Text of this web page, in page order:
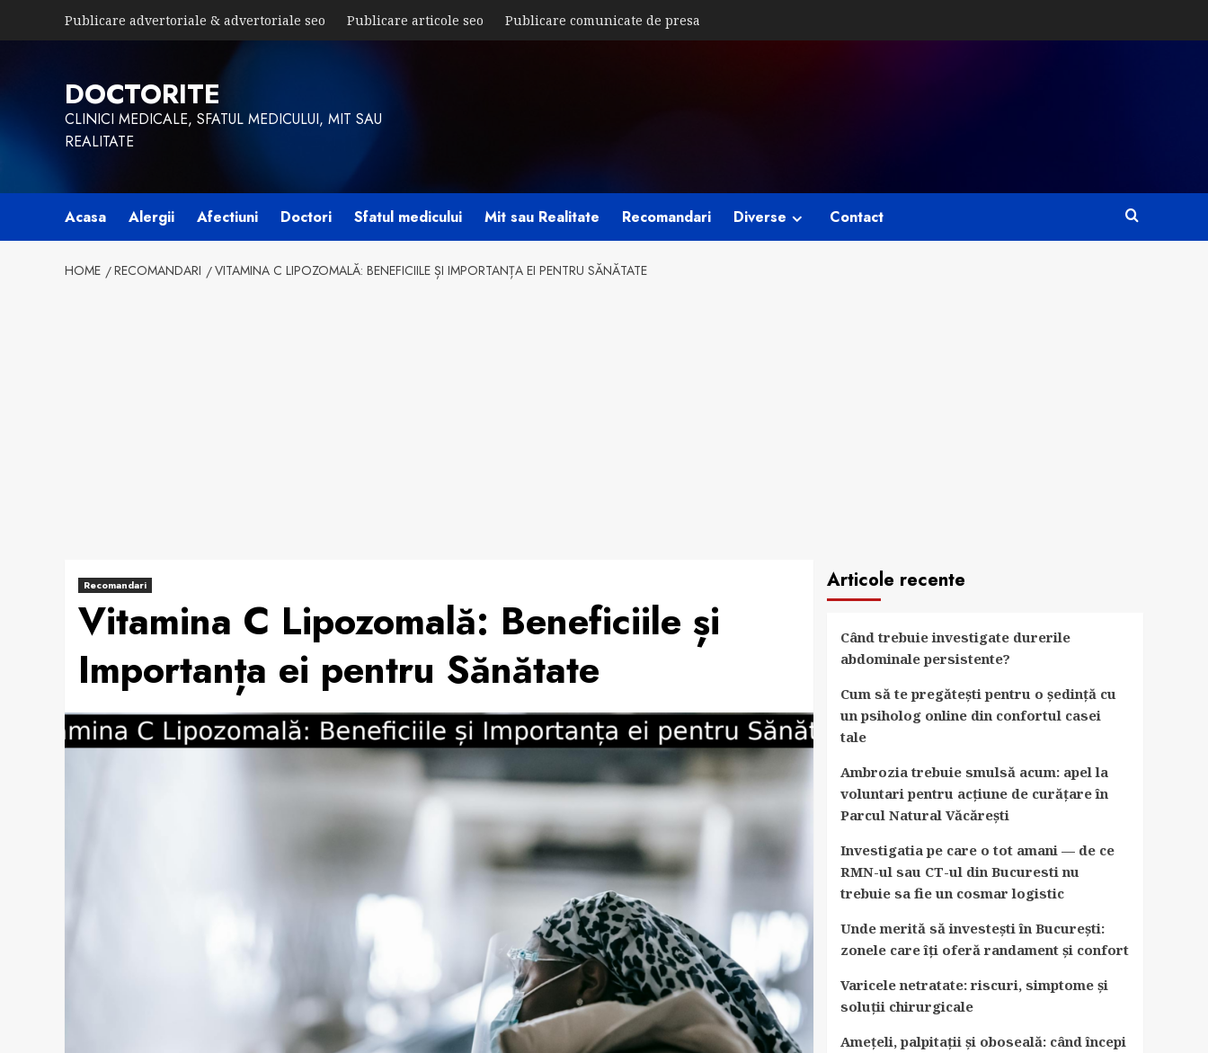
Publicare advertoriale & advertoriale seo Publicare articole seo Publicare comunicate de presa
DOCTORITE
CLINICI MEDICALE, SFATUL MEDICULUI, MIT SAU
REALITATE
Acasa Alergii Afectiuni Doctori Sfatul medicului Mit sau Realitate Recomandari Diverse Contact
HOME RECOMANDARI VITAMINA C LIPOZOMALĂ: BENEFICIILE ȘI IMPORTANȚA EI PENTRU SĂNĂTATE
Recomandari
Vitamina C Lipozomală: Beneficiile și
Importanța ei pentru Sănătate
Articole recente
Când trebuie investigate durerile
abdominale persistente?
Cum să te pregătești pentru o ședință cu
un psiholog online din confortul casei
tale
Ambrozia trebuie smulsă acum: apel la
voluntari pentru acțiune de curățare în
Parcul Natural Văcărești
Investigatia pe care o tot amani — de ce
RMN-ul sau CT-ul din Bucuresti nu
trebuie sa fie un cosmar logistic
Unde merită să investești în București:
zonele care îți oferă randament și confort
Varicele netratate: riscuri, simptome și
soluții chirurgicale
Amețeli, palpitații și oboseală: când începi